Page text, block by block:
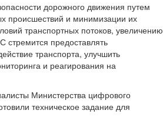
дорожного движения путем
происшествий и минимизации их
транспортных потоков, увеличению
стремится предоставлять
транспорта, улучшить
и реагирования на
Министерства цифрового
техническое задание для